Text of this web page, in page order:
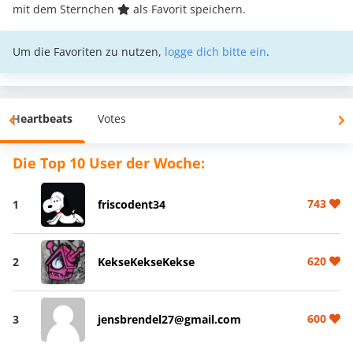
mit dem Sternchen
als Favorit speichern.
Um die Favoriten zu nutzen, logge dich bitte ein.
Heartbeats Votes
Die Top 10 User der Woche:
1 friscodent34 743
2 KekseKekseKekse 620
3 jensbrendel27@gmail.com 600